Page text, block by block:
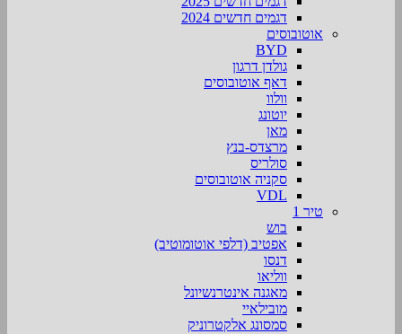
דגמים חדשים 2024
אוטובוסים
BYD
גולדן דרגון
דאף אוטובוסים
וולוו
יוטונג
מאן
מרצדס-בנץ
סולריס
סקניה אוטובוסים
VDL
טיר 1
בוש
אפטיב (דלפי אוטומוטיב)
דנסו
ווליאו
מאגנה אינטרנשיונל
מובילאיי
סמסונג אלקטרוניק